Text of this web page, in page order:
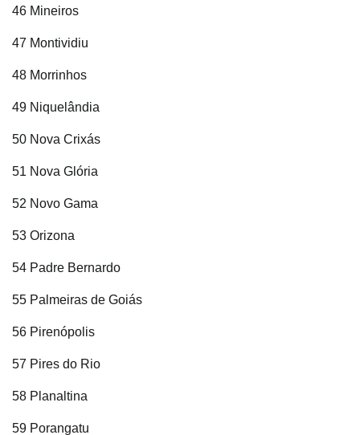
46 Mineiros
47 Montividiu
48 Morrinhos
49 Niquelândia
50 Nova Crixás
51 Nova Glória
52 Novo Gama
53 Orizona
54 Padre Bernardo
55 Palmeiras de Goiás
56 Pirenópolis
57 Pires do Rio
58 Planaltina
59 Porangatu